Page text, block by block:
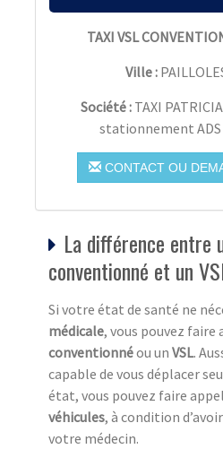
TAXI VSL
Ville :
Société : TAXI
stationnement ADS
CONTACT OU
La différence entre
conventionné et un
Si votre état de santé ne
médicale, vous pouvez faire
conventionnéou un VSL.
capable de vous déplacer
état, vous pouvez faire
véhicules, à condition
votre médecin.